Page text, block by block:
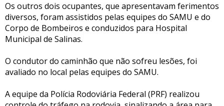
Os outros dois ocupantes, que apresentavam ferimentos
diversos, foram assistidos pelas equipes do SAMU e do
Corpo de Bombeiros e conduzidos para Hospital
Municipal de Salinas.
O condutor do caminhão que não sofreu lesões, foi
avaliado no local pelas equipes do SAMU.
A equipe da Polícia Rodoviária Federal (PRF) realizou